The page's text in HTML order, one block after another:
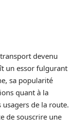
devenu
un essor fulgurant
sa popularité
quant à la
de la route.
de souscrire une